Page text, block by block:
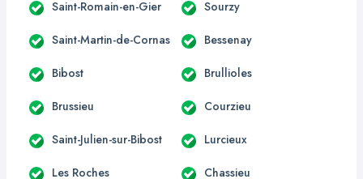
Saint-Romain-en-Gier Sourzy
Saint-Martin-de-Cornas Bessenay
Bibost Brullioles
Brussieu Courzieu
Saint-Julien-sur-Bibost Lurcieux
Les Roches Chassieu